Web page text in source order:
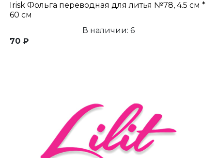
Irisk Фольга переводная для литья №78, 4.5 см *
60 см
В наличии: 6
70 ₽